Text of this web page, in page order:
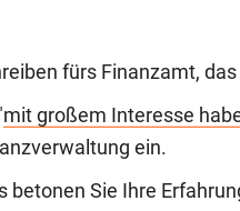
fürs Finanzamt,
mit großem Interesse
ein.
Sie Ihre